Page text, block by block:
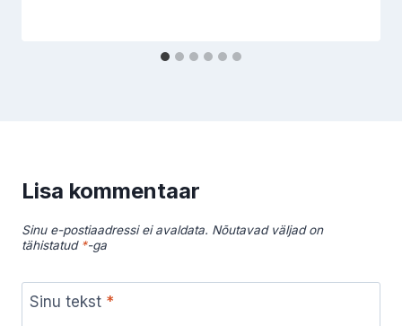
Lisa kommentaar
Sinu e-postiaadressi ei avaldata. Nõutavad väljad on
tähistatud *-ga
Sinu tekst *